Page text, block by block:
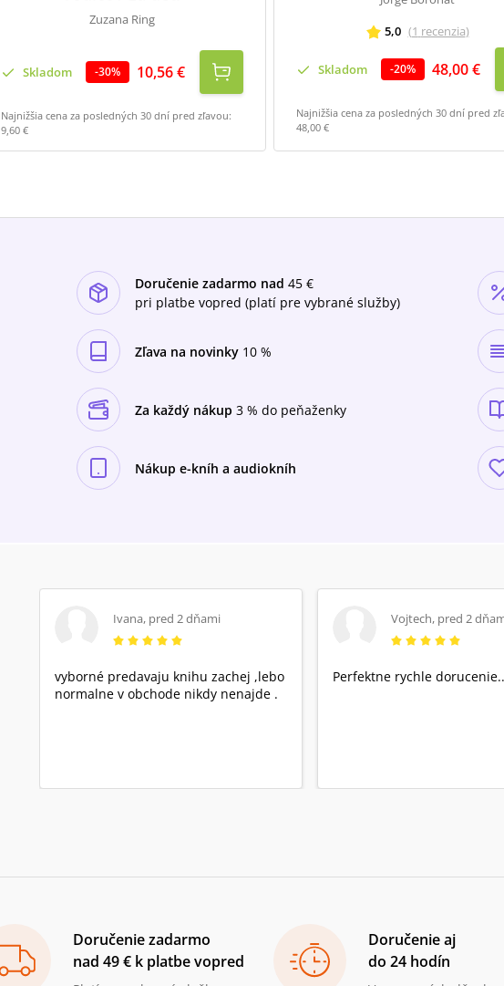
Zuzana Ring
Skladom -30% 10,56 €
Najnižšia cena za posledných 30 dní pred zľavou:
9,60 €
5,0 (1 recenzia)
Skladom -20% 48,00 €
Najnižšia cena za posledných 30 dní pred
48,00 €
Doručenie zadarmo nad 45 €
pri platbe vopred (platí pre vybrané služby)
Zľava na novinky 10 %
Za každý nákup 3 % do peňaženky
Nákup e-kníh a audiokníh
Ivana, pred 2 dňami
vyborné predavaju knihu zachej ,lebo
normalne v obchode nikdy nenajde .
Vojtech, pred 2
Perfektne rychle
Doručenie zadarmo
nad 49 € k platbe vopred
Doručenie aj
do 24 hodín